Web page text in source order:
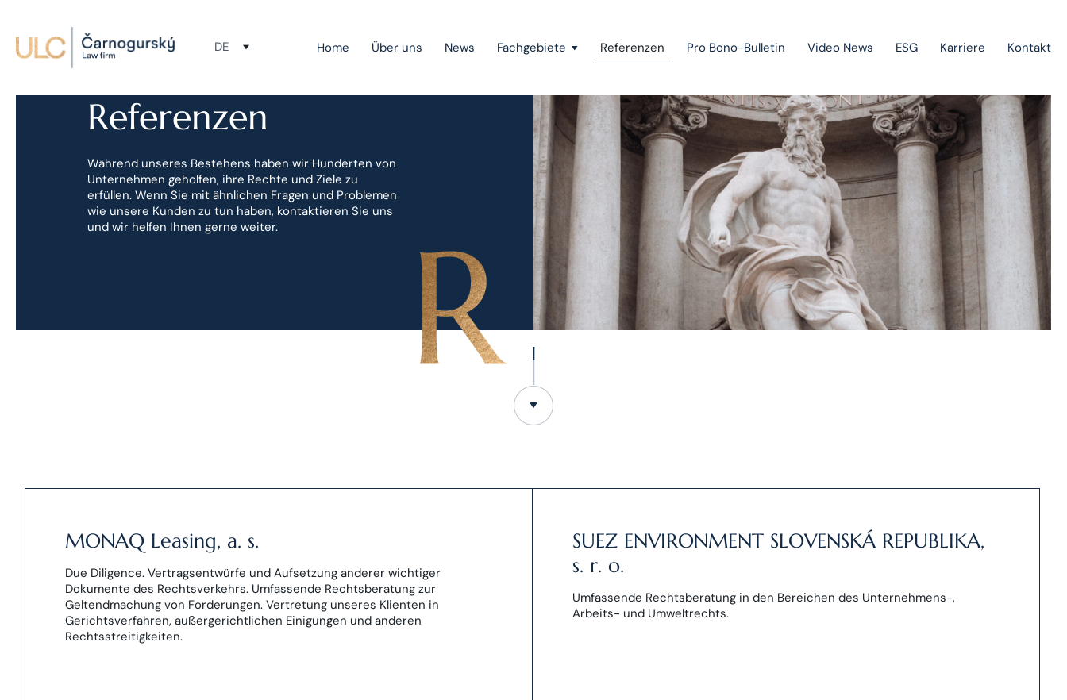
DE Home Über uns News Fachgebiete
Gerichtsverfahren
Mergers & Acquisitions
Wettbewerbsrecht
Geltendmachung von Forderungen und Insolvenzverfahren
Staatliche Beihilfen, Projektfinanzierung und
Investitionsförderungen
Europarecht
Immaterialgüterrecht
Green-field & brown-field projects
Referenzen Pro Bono-Bulletin Video News ESG Karriere Kontakt
Referenzen
Während unseres Bestehens haben wir Hunderten von
Unternehmen geholfen, ihre Rechte und Ziele zu
erfüllen. Wenn Sie mit ähnlichen Fragen und Problemen
wie unsere Kunden zu tun haben, kontaktieren Sie uns
und wir helfen Ihnen gerne weiter.
MONAQ Leasing, a. s.
Due Diligence. Vertragsentwürfe und Aufsetzung anderer wichtiger
Dokumente des Rechtsverkehrs. Umfassende Rechtsberatung zur
Geltendmachung von Forderungen. Vertretung unseres Klienten in
Gerichtsverfahren, außergerichtlichen Einigungen und anderen
Rechtsstreitigkeiten.
SUEZ ENVIRONMENT SLOVENSKÁ REPUBLIKA,
s. r. o.
Umfassende Rechtsberatung in den Bereichen des Unternehmens-,
Arbeits- und Umweltrechts.